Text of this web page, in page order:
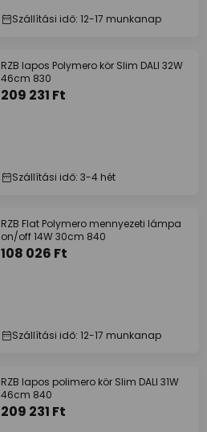
Szállítási idő: 12-17 munkanap
RZB lapos Polymero kör Slim DALI 32W
46cm 830
209 231 Ft
Szállítási idő: 3-4 hét
RZB Flat Polymero mennyezeti lámpa
on/off 14W 30cm 840
108 026 Ft
Szállítási idő: 12-17 munkanap
RZB lapos polimero kör Slim DALI 31W
46cm 840
209 231 Ft